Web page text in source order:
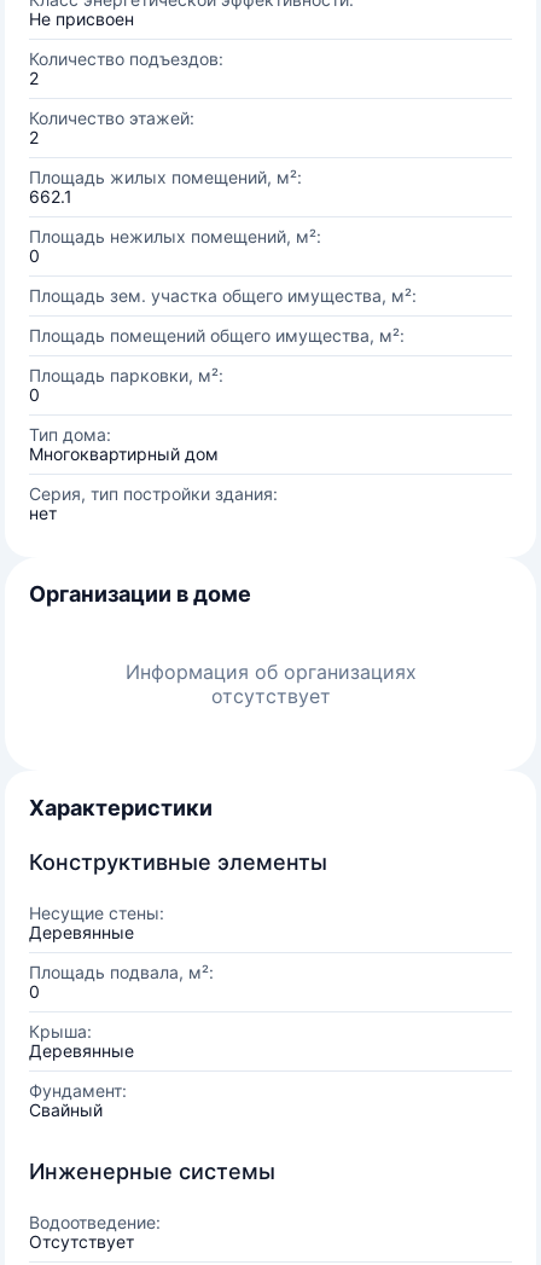
Не присвоен
Количество подъездов:
2
Количество этажей:
2
Площадь жилых помещений, м²:
662.1
Площадь нежилых помещений, м²:
0
Площадь зем. участка общего имущества, м²:
Площадь помещений общего имущества, м²:
Площадь парковки, м²:
0
Тип дома:
Многоквартирный дом
Серия, тип постройки здания:
нет
Организации в доме
Информация об организациях
отсутствует
Характеристики
Конструктивные элементы
Несущие стены:
Деревянные
Площадь подвала, м²:
0
Крыша:
Деревянные
Фундамент:
Свайный
Инженерные системы
Водоотведение:
Отсутствует